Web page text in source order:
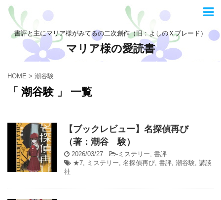
書評と主にマリア様がみてるの二次創作（旧：よしのＸブレード）
マリア様の愛読書
HOME > 潮谷験
「 潮谷験 」 一覧
【ブックレビュー】名探偵再び
（著：潮谷 験）
2026/03/27 - ミステリー, 書評
★7, ミステリー, 名探偵再び, 書評, 潮谷験, 講談
社